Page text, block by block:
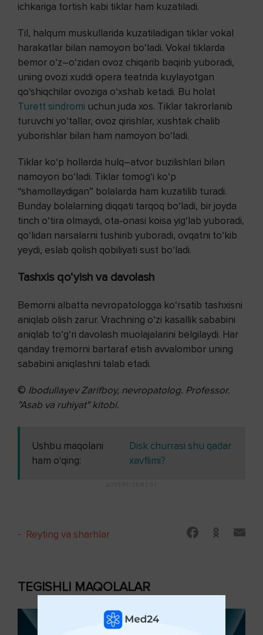
ichkariga tortish kabi tiklar ham kuzatiladi.
Til, halqum muskullarida kuzatiladigan tiklar vokal
harakatlar bilan namoyon bo‘ladi. Vokal tiklarda
bemor o‘z–o‘zidan ovoz chiqarib baqirib yuboradi,
uning ovozi xuddi opera teatrida kuylayotgan
qo‘shiqchilar ovoziga o‘xshab ketadi. Bu holat
Turett sindromi uchun juda xos. Tiklar takrorlanib
turuvchi yo‘tallar, ovoz qirishlar, xushtak chalib
yuborishlar bilan ham namoyon bo‘ladi.
Tiklar ko‘p hollarda hulq–atvor buzilishlari bilan
namoyon bo‘ladi. Tiklar tomog‘i ko‘p
“shamollaydigan” bolalarda ham kuzatilib turadi.
Bunday bolalarning diqqati tarqoq bo‘ladi, bir joyda
tinch o‘tira olmaydi, ota-onasi koisa yig‘lab yuboradi,
qo‘lidan narsalarni tushirib yuboradi, ovqatni to‘kib
yeydi, eslab qolish qobiliyati sust bo‘ladi.
Tashxis qo‘yish va davolash
Bemorni albatta nevropatologga ko‘rsatib tashxisni
aniqlab olish zarur. Vrachning o‘zi kasallik sababini
aniqlab to‘g‘ri davolash muolajalarini belgilaydi. Har
qanday tremorni bartaraf etish avvalombor uning
sababini aniqlashni talab etadi.
© Ibodullayev Zarifboy, nevropatolog. Professor.
"Asab va ruhiyat" kitobi.
Ushbu maqolani
ham o'qing:
Disk churrasi shu qadar
xavflimi?
- Reyting va sharhlar
TEGISHLI MAQOLALAR